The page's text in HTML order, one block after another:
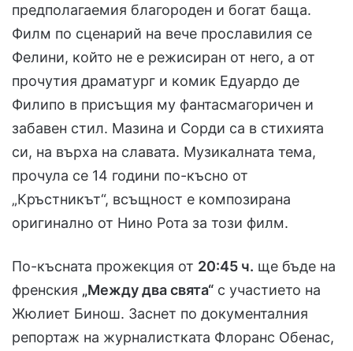
предполагаемия благороден и богат баща.
Филм по сценарий на вече прославилия се
Фелини, който не е режисиран от него, а от
прочутия драматург и комик Едуардо де
Филипо в присъщия му фантасмагоричен и
забавен стил. Мазина и Сорди са в стихията
си, на върха на славата. Музикалната тема,
прочула се 14 години по-късно от
„Кръстникът“, всъщност е композирана
оригинално от Нино Рота за този филм.
По-късната прожекция от 20:45 ч. ще бъде на
френския „Между два свята“ с участието на
Жюлиет Бинош. Заснет по документалния
репортаж на журналистката Флоранс Обенас,